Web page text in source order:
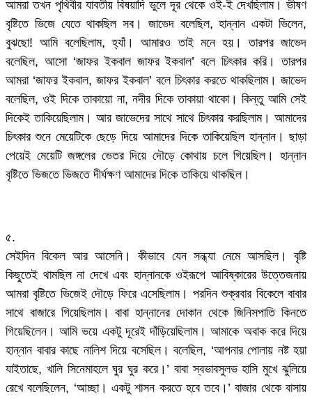
আমরা তখন পৃথিবীর যাবতীয় বিষয়াদি ভুলে দূর থেকে ওই-ই দেখছিলাম। ভীষণ
বৃষ্টিতে ভিজে যেতে থাকছিল সব। জাভেদ বলেছিল, হান্নান একটা ভিলেন,
বুঝছো! আমি বলেছিলাম, হ্যাঁ। আমারও তাই মনে হয়। তারপর জাভেদ
বলেছিল, আসো ‘জাফর ইকবাল জাফর ইকবাল’ বলে চিৎকার করি। তারপর
আমরা ‘জাফর ইকবাল, জাফর ইকবাল’ বলে চিৎকার করতে থাকছিলাম। জাভেদ
বলেছিল, ওই দিকে তাকায়ো না, নদীর দিকে তাকায়া থাকো। কিন্তু আমি সেই
দিকেই তাকিয়েছিলাম। আর জাভেদের সাথে সাথে চিৎকার করছিলাম। আমাদের
চিৎকার শুনে মেয়েটিকে ছেড়ে দিয়ে আমাদের দিকে তাকিয়েছিল হান্নান। ছাড়া
পেয়েই মেয়েটি জঙ্গলের ভেতর দিয়ে দৌড়ে কোথায় চলে গিয়েছিল। হান্নান
বৃষ্টিতে ভিজতে ভিজতে দীর্ঘক্ষণ আমাদের দিকে তাকিয়ে থাকছিল।
৫.
সেইদিন বিকেল আর আসেনি। কীভাবে যেন সন্ধ্যা নেমে আসছিল। বৃষ্টি
কিছুতেই থামছিল না দেখে এবং হান্নানকে ওইরূপে আবিষ্কারের উত্তেজনায়
আমরা বৃষ্টিতে ভিজেই দৌড়ে ফিরে এসেছিলাম। পরদিন শুক্রবার বিকেলে বাবার
সাথে বাজারে গিয়েছিলাম। বাবা হান্নানের দোকান থেকে জিনিসপাতি কিনতে
গিয়েছিলেন। আমি ভয়ে একটু দূরেই দাঁড়িয়েছিলাম। আমাকে অবাক করে দিয়ে
হান্নান বাবার কাছে নালিশ দিয়ে বসেছিল। বলেছিল, ‘আপনার পোলায় নষ্ট হয়া
যাইতাছে, খালি সিনেমাহলে ঘুর ঘুর করে।’ বাবা স্বভাবসুলভ হাসি মুখে ঝুলিয়ে
রেখে বলেছিলেন, ‘আচ্ছা। একটু শাসন করতে হবে তবে।’ বাজার থেকে বাসায়